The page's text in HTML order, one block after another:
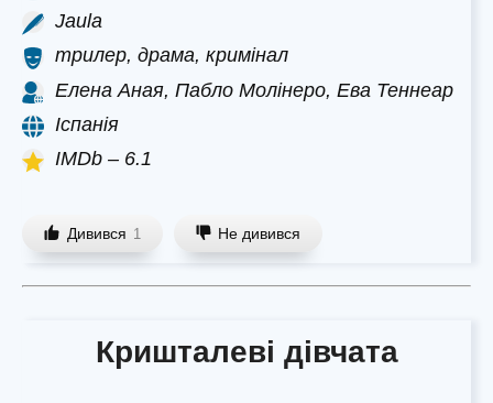
Jaula
трилер, драма, кримінал
Елена Аная, Пабло Молінеро, Ева Теннеар
Іспанія
IMDb – 6.1
Дивився 1 Не дивився
Кришталеві дівчата